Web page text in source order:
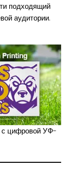
подходящий
аудитории.
с цифровой УФ-